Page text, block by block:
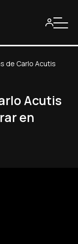
de Carlo Acutis
Acutis
en